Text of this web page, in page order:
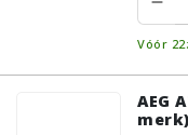
Vóór
AEG
merk)